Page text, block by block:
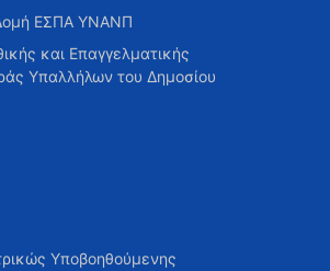
ΕΣΠΑ ΥΝΑΝΠ
και Επαγγελματικής
Υπαλλήλων του Δημοσίου
Υποβοηθούμενης